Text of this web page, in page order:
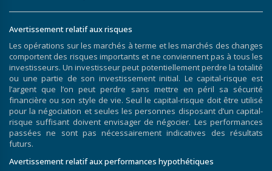
Avertissement relatif aux risques
Les opérations sur les marchés à terme et les marchés des changes
comportent des risques importants et ne conviennent pas à tous les
investisseurs. Un investisseur peut potentiellement perdre la totalité
ou une partie de son investissement initial. Le capital-risque est
l’argent que l’on peut perdre sans mettre en péril sa sécurité
financière ou son style de vie. Seul le capital-risque doit être utilisé
pour la négociation et seules les personnes disposant d’un capital-
risque suffisant doivent envisager de négocier. Les performances
passées ne sont pas nécessairement indicatives des résultats
futurs.
Avertissement relatif aux performances hypothétiques